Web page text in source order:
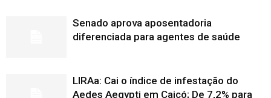
Senado aprova aposentadoria
diferenciada para agentes de saúde
LIRAa: Cai o índice de infestação do
Aedes Aegypti em Caicó; De 7,2% para